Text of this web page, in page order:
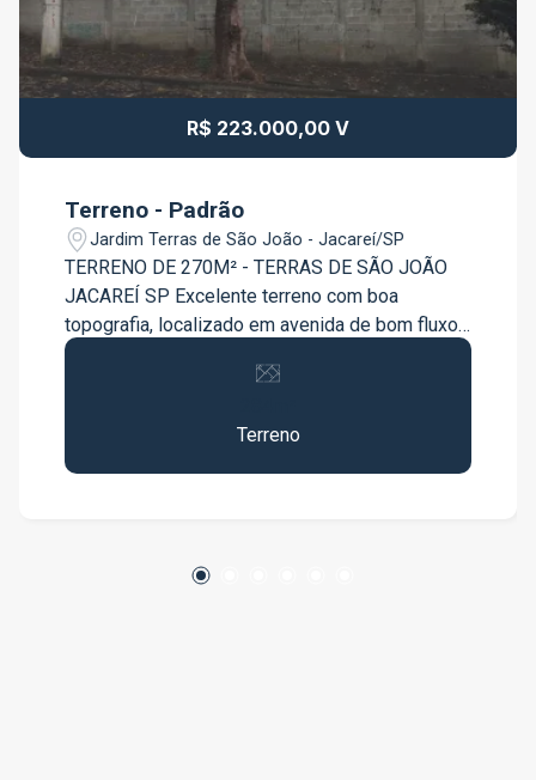
R$ 223.000,00 V
Terreno - Padrão
Jardim Terras de São João - Jacareí/SP
TERRENO DE 270M² - TERRAS DE SÃO JOÃO
JACAREÍ SP Excelente terreno com boa
topografia, localizado em avenida de bom fluxo,
com fácil acesso para os bairros, áreas centrais
e saídas para rodovias. Agende já sua visita !!!
Terreno